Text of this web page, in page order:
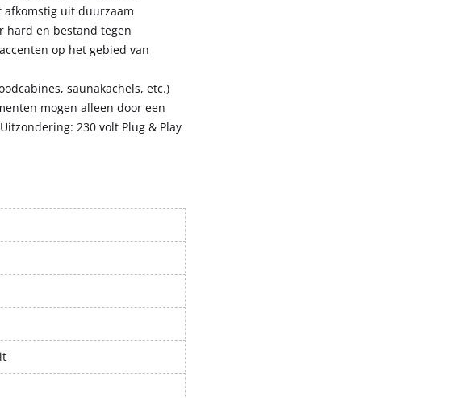
afkomstig uit duurzaam
hard en bestand tegen
op het gebied van
saunakachels, etc.)
mogen alleen door een
230 volt Plug & Play